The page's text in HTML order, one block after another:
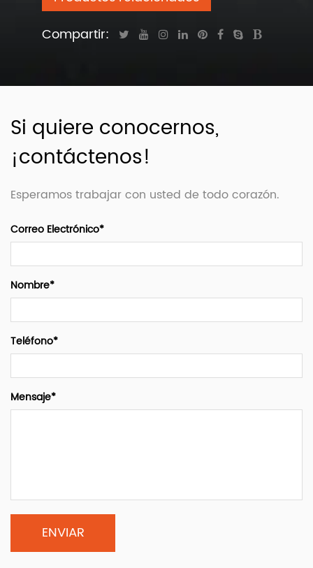
Compartir:
Si quiere conocernos,
¡contáctenos!
Esperamos trabajar con usted de todo corazón.
Correo Electrónico*
Nombre*
Teléfono*
Mensaje*